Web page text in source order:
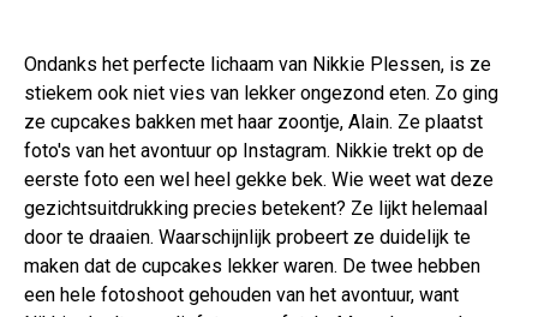
Ondanks het perfecte lichaam van Nikkie Plessen, is ze
stiekem ook niet vies van lekker ongezond eten. Zo ging
ze cupcakes bakken met haar zoontje, Alain. Ze plaatst
foto's van het avontuur op Instagram. Nikkie trekt op de
eerste foto een wel heel gekke bek. Wie weet wat deze
gezichtsuitdrukking precies betekent? Ze lijkt helemaal
door te draaien. Waarschijnlijk probeert ze duidelijk te
maken dat de cupcakes lekker waren. De twee hebben
een hele fotoshoot gehouden van het avontuur, want